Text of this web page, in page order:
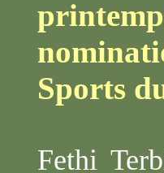
Sports
Fethi